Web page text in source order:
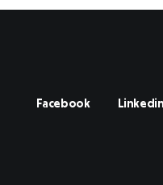
Facebook Linkedin